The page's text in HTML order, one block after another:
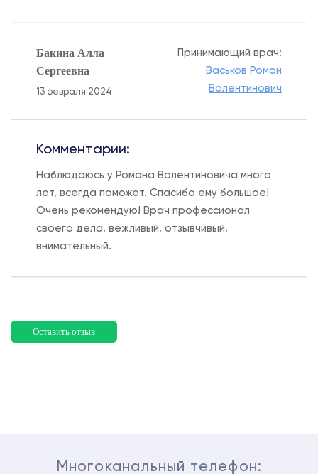
Бакина Алла
Сергеевна
13 февраля 2024
Принимающий врач:
Васьков Роман
Валентинович
Комментарии:
Наблюдаюсь у Романа Валентиновича много
лет, всегда поможет. Спасибо ему большое!
Очень рекомендую! Врач профессионал
своего дела, вежливый, отзывчивый,
внимательный.
Оставить отзыв
Многоканальный телефон: